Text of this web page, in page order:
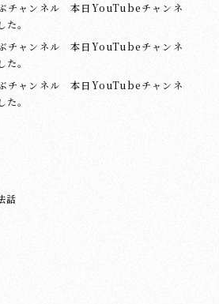
チャンネル 本日YouTubeチャンネ
。
チャンネル 本日YouTubeチャンネ
。
チャンネル 本日YouTubeチャンネ
。
話